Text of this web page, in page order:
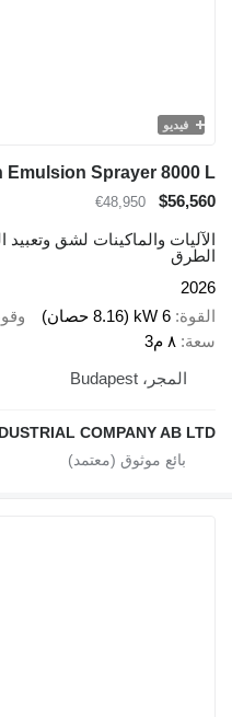
فيديو
$56,560
€48,950
الآليات والماكينات لشق
الطرق
2026
القوة 6 kW (8.16 حصان)
سعة ٨ م3
المجر، Budapest
COMPANY AB LTD